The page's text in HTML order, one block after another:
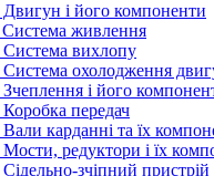
Двигун і його компоненти
Система живлення
Система вихлопу
Система охолодження
Зчеплення і його
Коробка передач
карданні та їх
редуктори і їх
зчіпний пристрій